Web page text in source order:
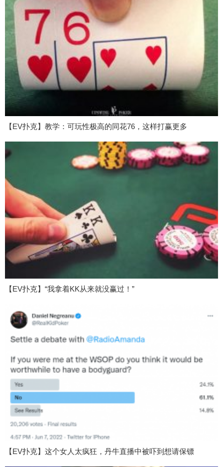
【EV扑克】教学：可玩性极高的同花76，这样打赢更多
【EV扑克】“我拿着KK从来就没赢过！”
【EV扑克】这个女人太疯狂，丹牛直播中被吓到想请保镖